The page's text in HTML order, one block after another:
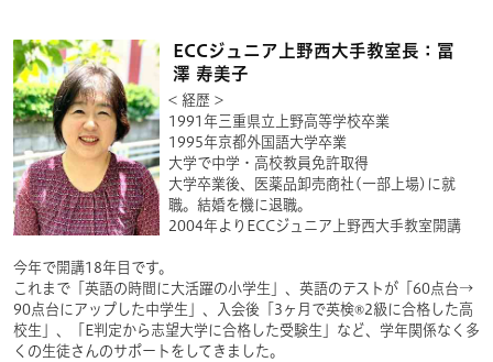
ECCジュニア上野西大手教室長：冨
澤 寿美子
< 経歴 >
1991年三重県立上野高等学校卒業
1995年京都外国語大学卒業
大学で中学・高校教員免許取得
大学卒業後、医薬品卸売商社(一部上場)に就
職。結婚を機に退職。
2004年よりECCジュニア上野西大手教室開講
今年で開講18年目です。
これまで「英語の時間に大活躍の小学生」、英語のテストが「60点台→
90点台にアップした中学生」、入会後「3ヶ月で英検®2級に合格した高
校生」、「E判定から志望大学に合格した受験生」など、学年関係なく多
くの生徒さんのサポートをしてきました。